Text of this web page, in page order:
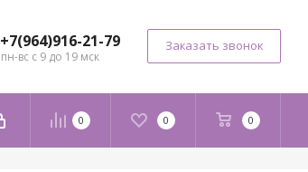
+7(964)916-21-79
пн-вс с 9 до 19 мск
Заказать звонок
0 0 0